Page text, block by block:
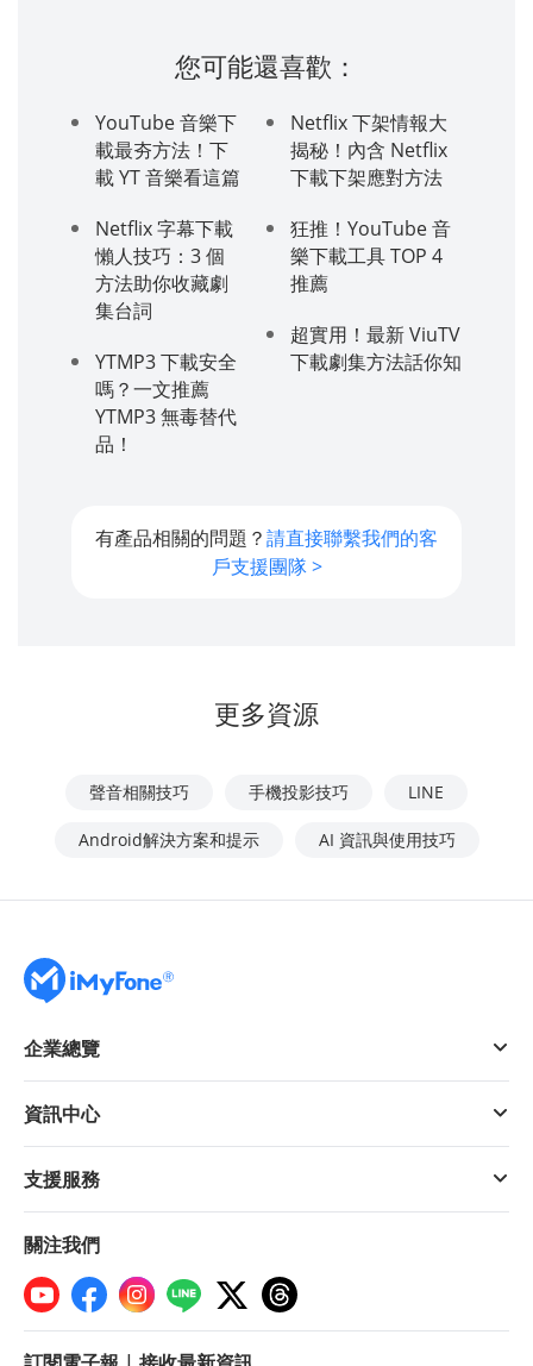
您可能還喜歡：
YouTube 音樂下
載最夯方法！下
載 YT 音樂看這篇
Netflix 字幕下載
懶人技巧：3 個
方法助你收藏劇
集台詞
YTMP3 下載安全
嗎？一文推薦
YTMP3 無毒替代
品！
Netflix 下架情報大
揭秘！內含 Netflix
下載下架應對方法
狂推！YouTube 音
樂下載工具 TOP 4
推薦
超實用！最新 ViuTV
下載劇集方法話你知
有產品相關的問題？請直接聯繫我們的客
戶支援團隊 >
更多資源
聲音相關技巧 手機投影技巧 LINE
Android解決方案和提示 AI 資訊與使用技巧
企業總覽
資訊中心
支援服務
關注我們